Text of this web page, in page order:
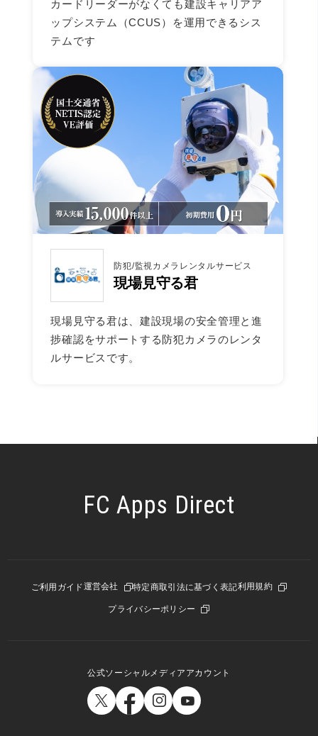
カードリーダーがなくても建設キャリアア
ップシステム（CCUS）を運用できるシス
テムです
防犯/監視カメラレンタルサービス
現場見守る君
現場見守る君は、建設現場の安全管理と進
捗確認をサポートする防犯カメラのレンタ
ルサービスです。
FC Apps Direct
ご利用ガイド運営会社 特定商取引法に基づく表記利用規約
プライバシーポリシー
公式ソーシャルメディアアカウント